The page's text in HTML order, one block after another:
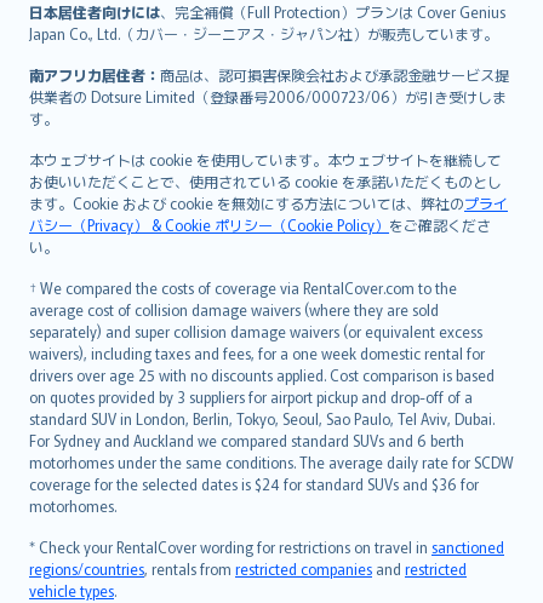
日本居住者向けには、完全補償（Full Protection）プランは Cover Genius
Japan Co., Ltd.（カバー・ジーニアス・ジャパン社）が販売しています。
南アフリカ居住者： 商品は、認可損害保険会社および承認金融サービス提
供業者の Dotsure Limited（登録番号2006/000723/06）が引き受けしま
す。
本ウェブサイトは cookie を使用しています。本ウェブサイトを継続して
お使いいただくことで、使用されている cookie を承諾いただくものとし
ます。Cookie および cookie を無効にする方法については、弊社のプライ
バシー（Privacy） & Cookie ポリシー（Cookie Policy） をご確認くださ
い。
† We compared the costs of coverage via RentalCover.com to the
average cost of collision damage waivers (where they are sold
separately) and super collision damage waivers (or equivalent excess
waivers), including taxes and fees, for a one week domestic rental for
drivers over age 25 with no discounts applied. Cost comparison is based
on quotes provided by 3 suppliers for airport pickup and drop-off of a
standard SUV in London, Berlin, Tokyo, Seoul, Sao Paulo, Tel Aviv, Dubai.
For Sydney and Auckland we compared standard SUVs and 6 berth
motorhomes under the same conditions. The average daily rate for SCDW
coverage for the selected dates is $24 for standard SUVs and $36 for
motorhomes.
* Check your RentalCover wording for restrictions on travel in sanctioned
regions/countries, rentals from restricted companies and restricted
vehicle types.